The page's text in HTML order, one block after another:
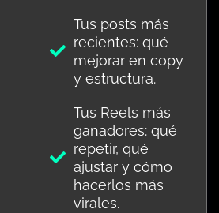
Tus posts más
recientes: qué
mejorar en copy
y estructura.
Tus Reels más
ganadores: qué
repetir, qué
ajustar y cómo
hacerlos más
virales.